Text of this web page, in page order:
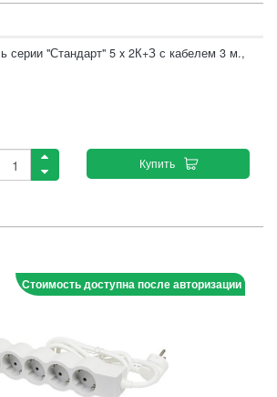
серии "Стандарт" 5 x 2К+З с кабелем 3 м.,
Купить
Стоимость доступна после авторизации